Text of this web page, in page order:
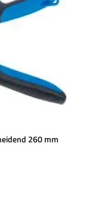
260 mm